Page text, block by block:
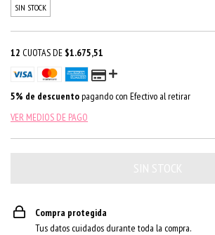
SIN STOCK
12 CUOTAS DE $1.675,51
5% de descuentopagando con Efectivo al retirar
VER MEDIOS DE PAGO
Compra protegida
Tus datos cuidados durante toda la compra.